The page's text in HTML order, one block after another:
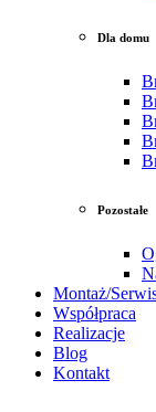
Dla domu
Pozostałe
Montaż/
Współpraca
Realizacje
Blog
Kontakt